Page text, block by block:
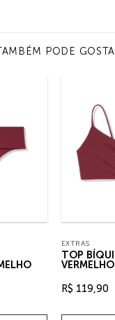
PODE
EXTRAS
TOP
R$ 119,90